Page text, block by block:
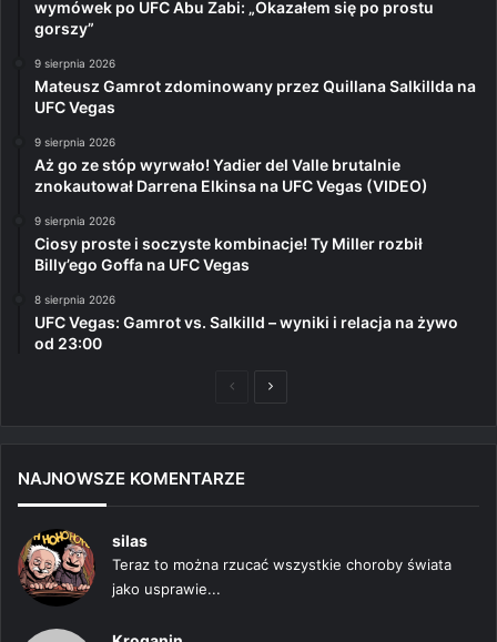
wymówek po UFC Abu Zabi: „Okazałem się po prostu
gorszy”
9 sierpnia 2026
Mateusz Gamrot zdominowany przez Quillana Salkillda na
UFC Vegas
9 sierpnia 2026
Aż go ze stóp wyrwało! Yadier del Valle brutalnie
znokautował Darrena Elkinsa na UFC Vegas (VIDEO)
9 sierpnia 2026
Ciosy proste i soczyste kombinacje! Ty Miller rozbił
Billy’ego Goffa na UFC Vegas
8 sierpnia 2026
UFC Vegas: Gamrot vs. Salkilld – wyniki i relacja na żywo
od 23:00
PoprzedniaNastępna
NAJNOWSZE KOMENTARZE
silas
Teraz to można rzucać wszystkie choroby świata
jako usprawie...